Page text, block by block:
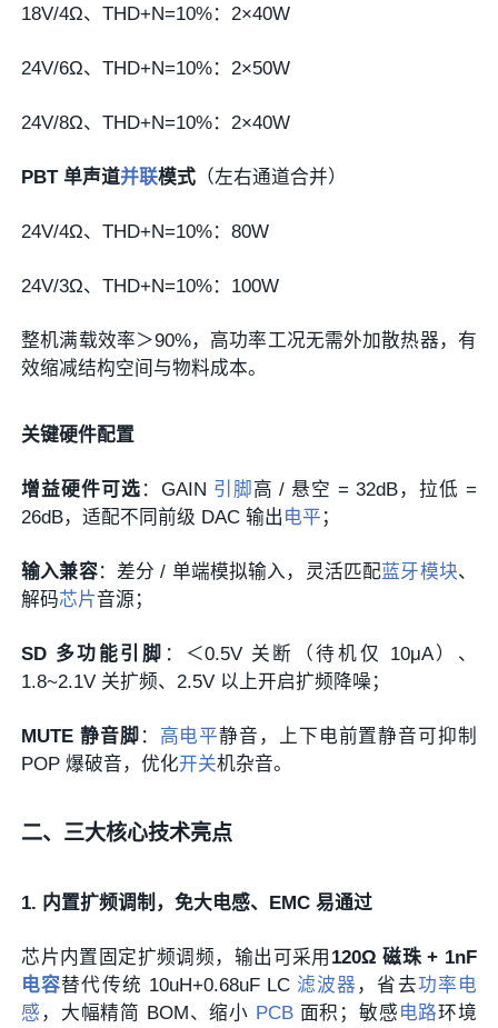
18V/4Ω、THD+N=10%：2×40W
24V/6Ω、THD+N=10%：2×50W
24V/8Ω、THD+N=10%：2×40W
PBT 单声道并联模式 （左右通道合并）
24V/4Ω、THD+N=10%：80W
24V/3Ω、THD+N=10%：100W
整机满载效率＞90%，高功率工况无需外加散热器，有
效缩减结构空间与物料成本。
关键硬件配置
增益硬件可选 ：GAIN 引脚高 / 悬空 = 32dB，拉低 =
26dB，适配不同前级 DAC 输出 电平 ；
输入兼容：差分 / 单端模拟输入，灵活匹配蓝牙模块、
解码芯片音源；
SD 多功能引脚 ：＜0.5V 关断（待机仅 10μA）、
1.8~2.1V 关扩频、2.5V 以上开启扩频降噪；
MUTE 静音脚 ： 高电平静音，上下电前置静音可抑制
POP 爆破音，优化开关机杂音。
二、三大核心技术亮点
1. 内置扩频调制，免大电感、EMC 易通过
芯片内置固定扩频调频，输出可采用 120Ω 磁珠 + 1nF
电容替代传统 10uH+0.68uF LC 滤波器 ，省去功率电
感 ，大幅精简 BOM、缩小 PCB面积；敏感 电路环境